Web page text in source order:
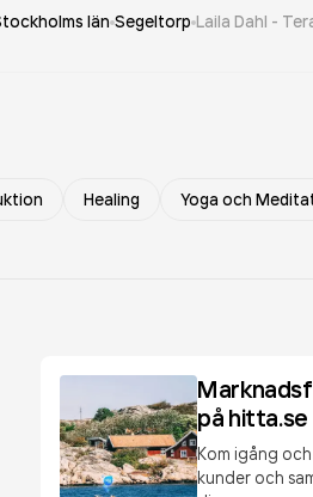
län Segeltorp Laila Dahl -
Healing Yoga och
på hitta.se
Kom igång
kunder och